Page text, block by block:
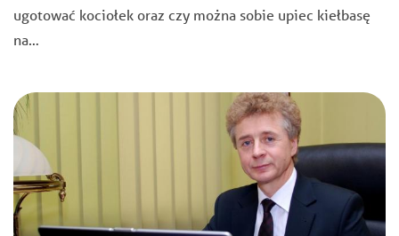
ugotować kociołek oraz czy można sobie upiec kiełbasę
na…